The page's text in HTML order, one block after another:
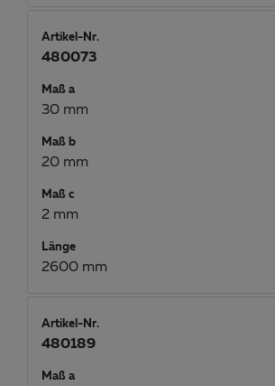
Artikel-Nr.
480073
Maß a
30 mm
Maß b
20 mm
Maß c
2 mm
Länge
2600 mm
Artikel-Nr.
480189
Maß a